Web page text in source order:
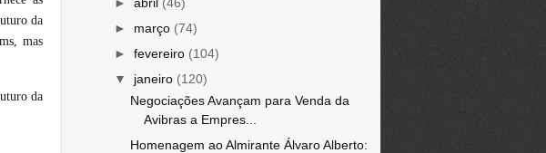
da
mas
da
► março (74)
► fevereiro (104)
▼ janeiro (120)
Negociações Avançam para Venda da
Avibras a Empres...
Homenagem ao Almirante Álvaro Alberto: